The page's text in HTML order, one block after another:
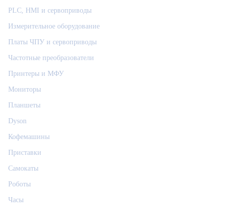
PLC, HMI и сервоприводы
Измерительное оборудование
Платы ЧПУ и сервоприводы
Частотные преобразователи
Принтеры и МФУ
Мониторы
Планшеты
Dyson
Кофемашины
Приставки
Самокаты
Роботы
Часы